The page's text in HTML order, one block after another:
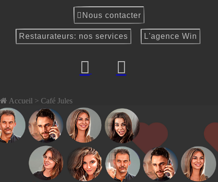
Nous contacter
Restaurateurs: nos services L'agence Win
Accueil > Café Jules